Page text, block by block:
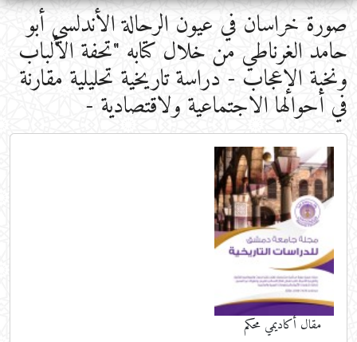
صورة خراسان في عيون الرحالة الأندلسي أبو
حامد الغرناطي من خلال كتابه "تحفة الألباب
ونخبة الإعجاب - دراسة تاريخية تحليلية مقارنة
في أحوالها الاجتماعية ولاقتصادية -
مقال أكاديمي محكم